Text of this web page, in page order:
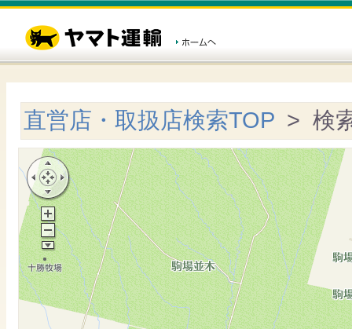
直営店・取扱店検索TOP > 検